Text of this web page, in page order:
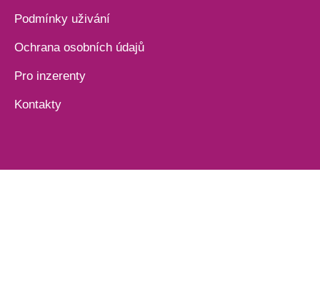
Podmínky uživání
Ochrana osobních údajů
Pro inzerenty
Kontakty